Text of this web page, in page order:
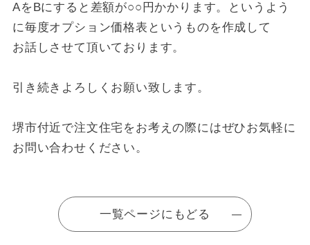
AをBにすると差額が○○円かかります。というよう
に毎度オプション価格表というものを作成して
お話しさせて頂いております。
引き続きよろしくお願い致します。
堺市付近で注文住宅をお考えの際にはぜひお気軽に
お問い合わせください。
一覧ページにもどる